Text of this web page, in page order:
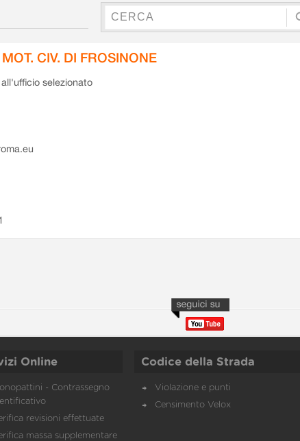
CIV. DI FROSINONE
selezionato
Online
- Contrassegno
revisioni effettuate
massa supplementare
Codice della Strada
Violazione e punti
Censimento Velox